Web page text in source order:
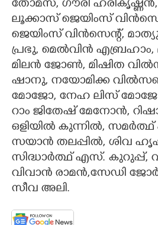
തോമസ്, ഗൗരി
ലൂക്കാസ് ജെയിംസ്
ജെയിംസ് വിൻസെന്റ്,
പ്രഭു, മെൽവിൻ
മിലൻ ജോൺ, മിഷിത
ഷാനു, നയോമിക്ക
മോജോ, നേഹ ലിസ്
റാം ജിതേഷ് മേനോൻ,
ഒളിയിൽ കുന്നിൽ,
സയാൻ തലപ്പിൽ, ശിവ
സിദ്ധാർത്ഥ് എസ്.
വിവാൻ രാമൻ,സേഡി
സീവ അലി.